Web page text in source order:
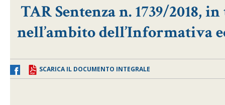
TAR Sentenza n. 1739/2018,
nell’ambito dell’Informativa
SCARICA IL DOCUMENTO INTEGRALE